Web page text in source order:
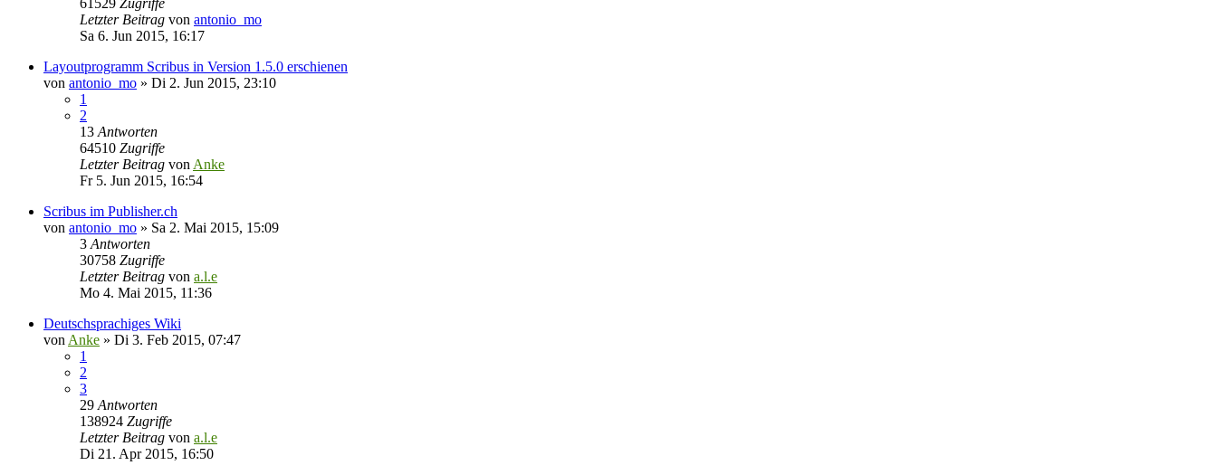
Letzter Beitrag von antonio_mo
Sa 6. Jun 2015, 16:17
Layoutprogramm Scribus in Version 1.5.0 erschienen
von antonio_mo » Di 2. Jun 2015, 23:10
1
2
13 Antworten
64510 Zugriffe
Letzter Beitrag von Anke
Fr 5. Jun 2015, 16:54
Scribus im Publisher.ch
von antonio_mo » Sa 2. Mai 2015, 15:09
3 Antworten
30758 Zugriffe
Letzter Beitrag von a.l.e
Mo 4. Mai 2015, 11:36
Deutschsprachiges Wiki
von Anke » Di 3. Feb 2015, 07:47
1
2
3
29 Antworten
138924 Zugriffe
Letzter Beitrag von a.l.e
Di 21. Apr 2015, 16:50